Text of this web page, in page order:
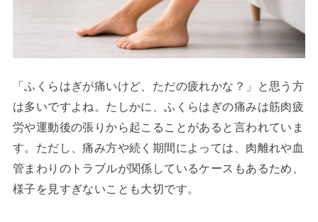
「ふくらはぎが痛いけど、ただの疲れかな？」と思う方
は多いですよね。たしかに、ふくらはぎの痛みは筋肉疲
労や運動後の張りから起こることがあると言われていま
す。ただし、痛み方や続く期間によっては、肉離れや血
管まわりのトラブルが関係しているケースもあるため、
様子を見すぎないことも大切です。